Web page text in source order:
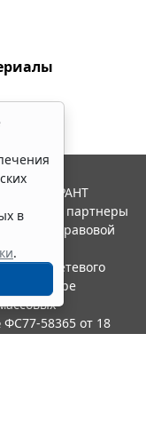
в
.
ГАРАНТ
и ее партнеры
правовой
сетевого
в сфере
58365 от 18